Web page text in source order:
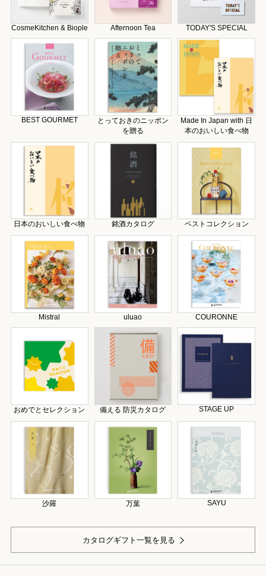
CosmeKitchen & Biople Afternoon Tea TODAY'S SPECIAL
BEST GOURMET
とっておきのニッポン
を贈る
Made In Japan with 日
本のおいしい食べ物
日本のおいしい食べ物 銘酒カタログ ベストコレクション
Mistral uluao COURONNE
おめでとセレクション 備える 防災カタログ STAGE UP
沙羅 万葉 SAYU
カタログギフト一覧を見る